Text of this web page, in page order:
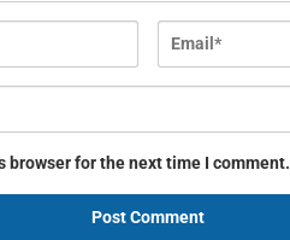
browser for the next time I comment.